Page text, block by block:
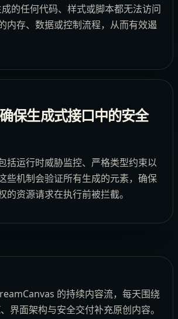
的任何代码、样式或脚本都无法访问
内存、数据或控制流程，从而有效遏
保生成式接口中的安全
括运行时威胁监控、严格类型约束以
些机制会验证所有生成的元素，确保
的资源请求在执行前被拦截。
的持续内容流，每天围绕
界面架构与安全交付补充原创内容。